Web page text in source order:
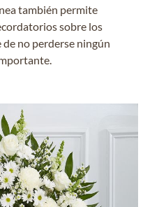
también permite
sobre los
no perderse ningún